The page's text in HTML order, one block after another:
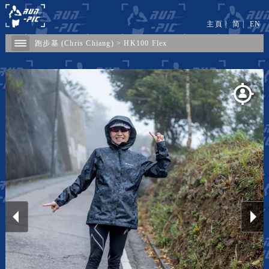
跑步基 (Chris Chiang) >HK100 Flex
主頁 | 简| EN